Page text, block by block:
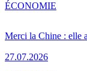
Merci la Chine : elle
27.07.2026
ÉCONOMIE